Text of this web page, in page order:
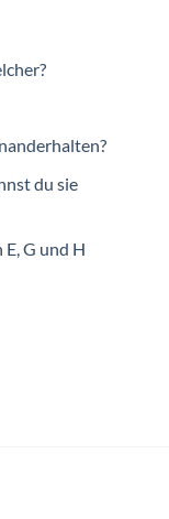
du sie
G und H